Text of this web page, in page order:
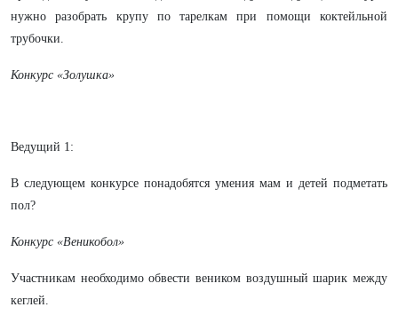
нужно разобрать крупу по тарелкам при помощи коктейльной
трубочки.
Конкурс «Золушка»
Ведущий 1:
В следующем конкурсе понадобятся умения мам и детей подметать
пол?
Конкурс «Веникобол»
Участникам необходимо обвести веником воздушный шарик между
кеглей.